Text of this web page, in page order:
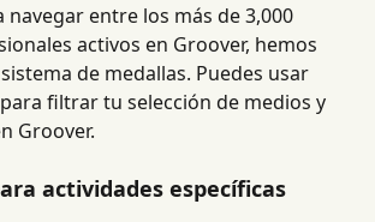
navegar entre los más de 3,000
activos en Groover, hemos
de medallas. Puedes usar
filtrar tu selección de medios y
Groover.
actividades específicas